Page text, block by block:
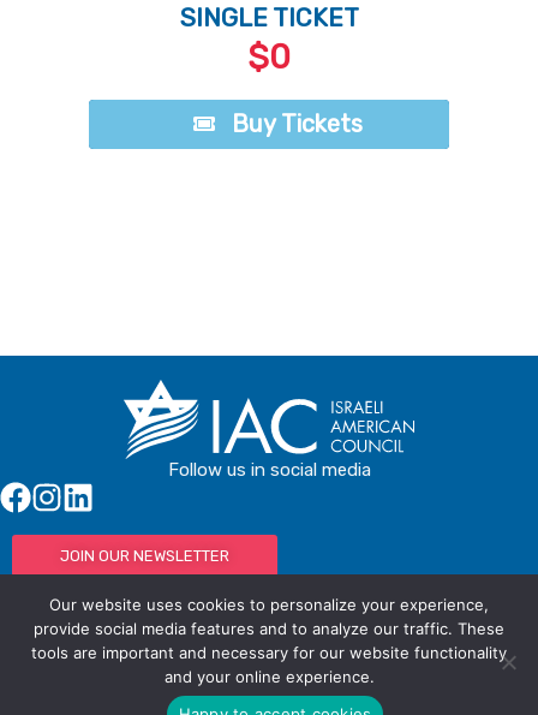
SINGLE TICKET
$0
Buy Tickets
Follow us in social media
JOIN OUR NEWSLETTER
© IAC - All rights ReservedPowered by Activated Digital
Privacy Policy / Terms and Conditions
Our website uses cookies to personalize your experience,
provide social media features and to analyze our traffic. These
tools are important and necessary for our website functionality
and your online experience.